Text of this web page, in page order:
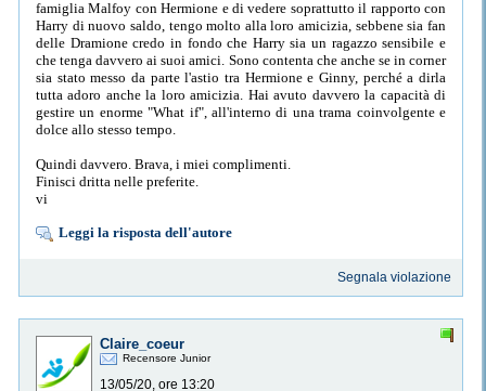
famiglia Malfoy con Hermione e di vedere soprattutto il rapporto con
Harry di nuovo saldo, tengo molto alla loro amicizia, sebbene sia fan
delle Dramione credo in fondo che Harry sia un ragazzo sensibile e
che tenga davvero ai suoi amici. Sono contenta che anche se in corner
sia stato messo da parte l'astio tra Hermione e Ginny, perché a dirla
tutta adoro anche la loro amicizia. Hai avuto davvero la capacità di
gestire un enorme "What if", all'interno di una trama coinvolgente e
dolce allo stesso tempo.
Quindi davvero. Brava, i miei complimenti.
Finisci dritta nelle preferite.
vi
Leggi la risposta dell'autore
Segnala violazione
Claire_coeur
Recensore Junior
13/05/20, ore 13:20